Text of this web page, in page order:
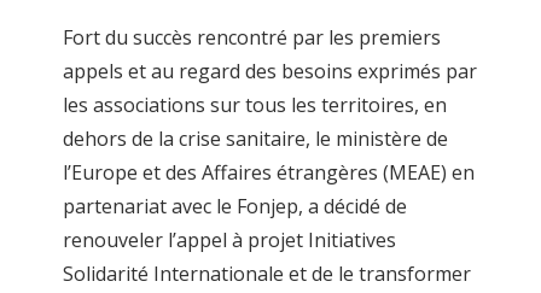
Fort du succès rencontré par les premiers
appels et au regard des besoins exprimés par
les associations sur tous les territoires, en
dehors de la crise sanitaire, le ministère de
l’Europe et des Affaires étrangères (MEAE) en
partenariat avec le Fonjep, a décidé de
renouveler l’appel à projet Initiatives
Solidarité Internationale et de le transformer